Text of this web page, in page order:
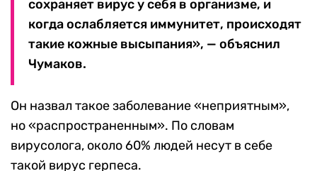
сохраняет вирус у себя в организме, и
когда ослабляется иммунитет, происходят
такие кожные высыпания», — объяснил
Чумаков.
Он назвал такое заболевание «неприятным»,
но «распространенным». По словам
вирусолога, около 60% людей несут в себе
такой вирус герпеса.